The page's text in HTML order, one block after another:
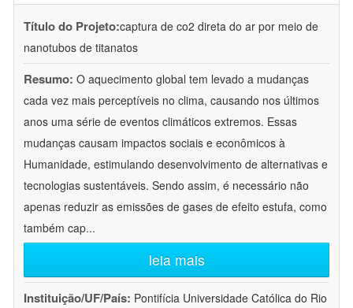
Título do Projeto:captura de co2 direta do ar por meio de
nanotubos de titanatos
Resumo: O aquecimento global tem levado a mudanças
cada vez mais perceptíveis no clima, causando nos últimos
anos uma série de eventos climáticos extremos. Essas
mudanças causam impactos sociais e econômicos à
Humanidade, estimulando desenvolvimento de alternativas e
tecnologias sustentáveis. Sendo assim, é necessário não
apenas reduzir as emissões de gases de efeito estufa, como
também cap...
leia mais
Instituição/UF/País: Pontifícia Universidade Católica do Rio